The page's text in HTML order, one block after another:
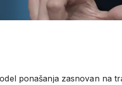
ponašanja zasnovan na